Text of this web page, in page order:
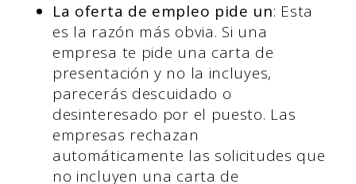
La oferta de empleo pide un: Esta
es la razón más obvia. Si una
empresa te pide una carta de
presentación y no la incluyes,
parecerás descuidado o
desinteresado por el puesto. Las
empresas rechazan
automáticamente las solicitudes que
no incluyen una carta de